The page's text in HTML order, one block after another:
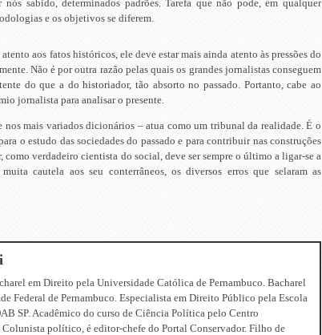
sabido, determinados padrões. Tarefa que não pode, em qualquer
e os objetivos se diferem.
aos fatos históricos, ele deve estar mais ainda atento às pressões do
Não é por outra razão pelas quais os grandes jornalistas conseguem
do que a do historiador, tão absorto no passado. Portanto, cabe ao
jornalista para analisar o presente.
nos mais variados dicionários – atua como um tribunal da realidade. É o
o estudo das sociedades do passado e para contribuir nas construções
verdadeiro cientista do social, deve ser sempre o último a ligar-se a
cautela aos seu conterrâneos, os diversos erros que selaram as
em Direito pela Universidade Católica de Pernambuco. Bacharel
Federal de Pernambuco. Especialista em Direito Público pela Escola
SP. Acadêmico do curso de Ciência Política pelo Centro
político, é editor-chefe do Portal Conservador. Filho de